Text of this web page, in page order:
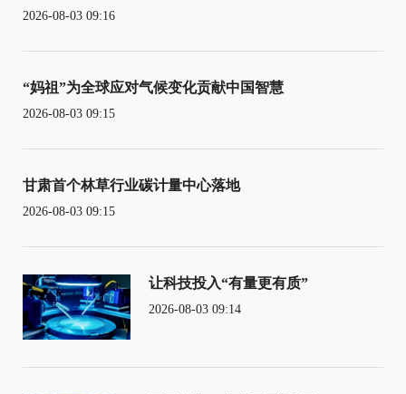
2026-08-03 09:16
“妈祖”为全球应对气候变化贡献中国智慧
2026-08-03 09:15
甘肃首个林草行业碳计量中心落地
2026-08-03 09:15
让科技投入“有量更有质”
2026-08-03 09:14